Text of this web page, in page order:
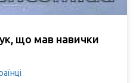
що мав навички